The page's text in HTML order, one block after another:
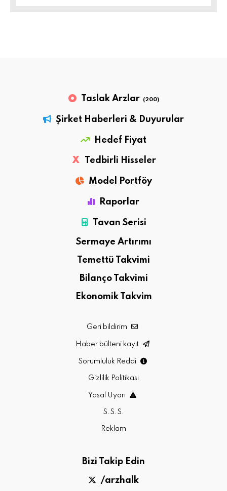
Taslak Arzlar (200)
Şirket Haberleri & Duyurular
Hedef Fiyat
X Tedbirli Hisseler
Model Portföy
Raporlar
Tavan Serisi
Sermaye Artırımı
Temettü Takvimi
Bilanço Takvimi
Ekonomik Takvim
Geri bildirim
Haber bülteni kayıt
Sorumluluk Reddi
Gizlilik Politikası
Yasal Uyarı
S.S.S.
Reklam
Bizi Takip Edin
/arzhalk